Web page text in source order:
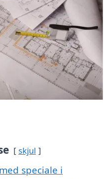
skjul
speciale i